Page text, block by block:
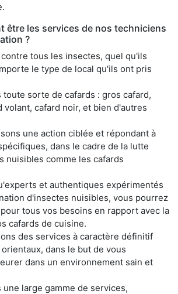
être les services de nos techniciens
?
tous les insectes, quel qu'ils
le type de local qu'ils ont pris
sorte de cafards : gros cafard,
volant, cafard noir, et bien d'autres
une action ciblée et répondant à
dans le cadre de la lutte
nuisibles comme les cafards
et authentiques expérimentés
d'insectes nuisibles, vous pourrez
tous vos besoins en rapport avec la
cafards de cuisine.
des services à caractère définitif
dans le but de vous
dans un environnement sain et
large gamme de services,